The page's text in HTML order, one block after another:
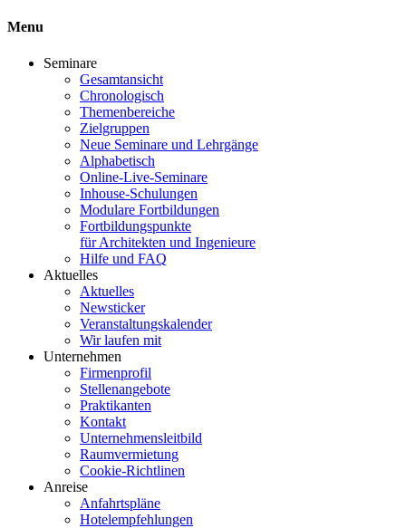
Menu
Seminare
Gesamtansicht
Chronologisch
Themenbereiche
Zielgruppen
Neue Seminare und Lehrgänge
Alphabetisch
Online-Live-Seminare
Inhouse-Schulungen
Modulare Fortbildungen
Fortbildungspunkte
für Architekten und Ingenieure
Hilfe und FAQ
Aktuelles
Aktuelles
Newsticker
Veranstaltungskalender
Wir laufen mit
Unternehmen
Firmenprofil
Stellenangebote
Praktikanten
Kontakt
Unternehmensleitbild
Raumvermietung
Cookie-Richtlinen
Anreise
Anfahrtspläne
Hotelempfehlungen